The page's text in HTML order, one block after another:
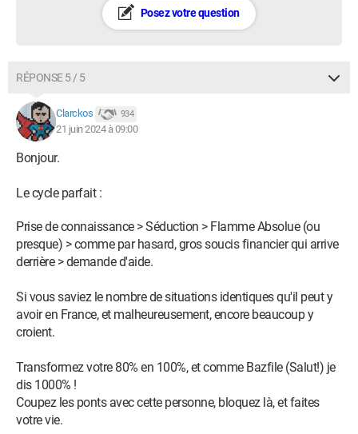
Posez votre question
RÉPONSE 5 / 5
Clarckos 934
21 juin 2024 à 09:00
Bonjour.
Le cycle parfait :
Prise de connaissance > Séduction > Flamme Absolue (ou
presque) > comme par hasard, gros soucis financier qui arrive
derrière > demande d'aide.
Si vous saviez le nombre de situations identiques qu'il peut y
avoir en France, et malheureusement, encore beaucoup y
croient.
Transformez votre 80% en 100%, et comme Bazfile (Salut!) je
dis 1000% !
Coupez les ponts avec cette personne, bloquez là, et faites
votre vie.